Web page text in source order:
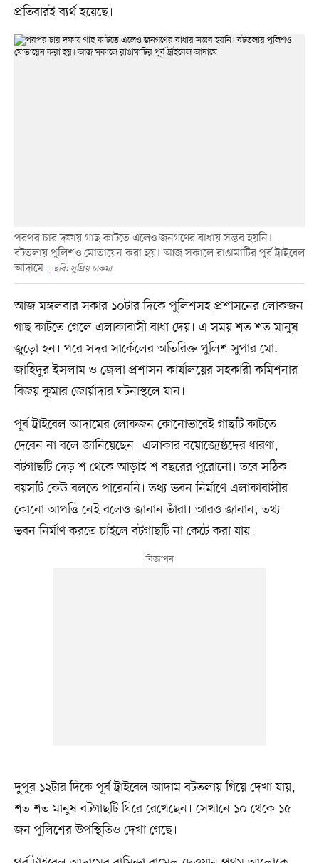
প্রতিবারই ব্যর্থ হয়েছে।
পরপর চার দফায় গাছ কাটতে এলেও জনগণের বাধায় সম্ভব হয়নি।
বটতলায় পুলিশও মোতায়েন করা হয়। আজ সকালে রাঙামাটির পূর্ব ট্রাইবেল
আদামে
ছবি: সুপ্রিয় চাকমা
আজ মঙ্গলবার সকার ১০টার দিকে পুলিশসহ প্রশাসনের লোকজন
গাছ কাটতে গেলে এলাকাবাসী বাধা দেয়। এ সময় শত শত মানুষ
জুড়ো হন। পরে সদর সার্কেলের অতিরিক্ত পুলিশ সুপার মো.
জাহিদুর ইসলাম ও জেলা প্রশাসন কার্যালয়ের সহকারী কমিশনার
বিজয় কুমার জোর্য়াদার ঘটনাস্থলে যান।
পূর্ব ট্রাইবেল আদামের লোকজন কোনোভাবেই গাছটি কাটতে
দেবেন না বলে জানিয়েছেন। এলাকার বয়োজ্যেষ্ঠদের ধারণা,
বটগাছটি দেড় শ থেকে আড়াই শ বছরের পুরোনো। তবে সঠিক
বয়সটি কেউ বলতে পারেননি। তথ্য ভবন নির্মাণে এলাকাবাসীর
কোনো আপত্তি নেই বলেও জানান তাঁরা। আরও জানান, তথ্য
ভবন নির্মাণ করতে চাইলে বটগাছটি না কেটে করা যায়।
দুপুর ১২টার দিকে পূর্ব ট্রাইবেল আদাম বটতলায় গিয়ে দেখা যায়,
শত শত মানুষ বটগাছটি ঘিরে রেখেছেন। সেখানে ১০ থেকে ১৫
জন পুলিশের উপস্থিতিও দেখা গেছে।